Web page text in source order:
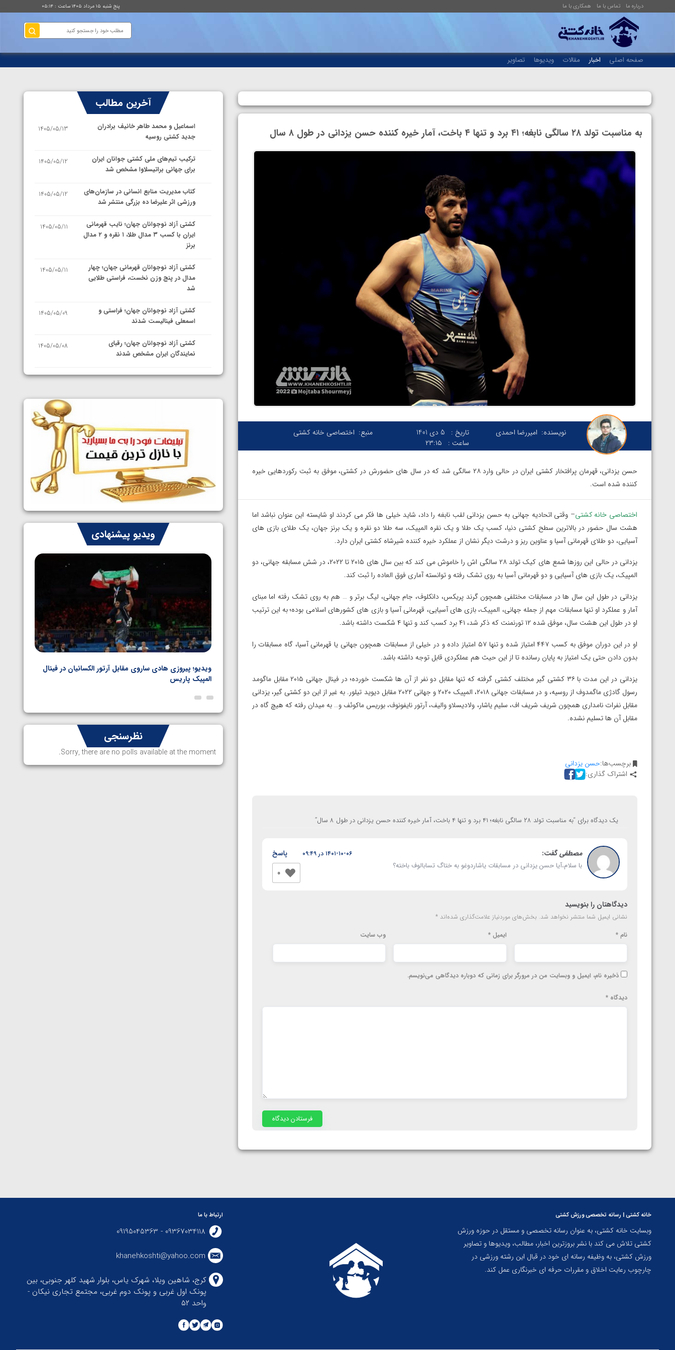
درباره ما تماس با ما همکاری با ما پنج شنبه ۱۵ مرداد ۱۴۰۵ ساعت : ۰۵:۱۴
صفحه اصلی اخبار مقالات ویدیوها تصاویر
به مناسبت تولد ۲۸ سالگی نابغه؛ ۴۱ برد و تنها ۴ باخت، آمار خیره کننده حسن یزدانی در طول ۸ سال
نویسنده: امیررضا احمدی تاریخ :
5 دی 1401
ساعت :
۲۳:۱۵
منبع: اختصاصی خانه کشتی
حسن یزدانی، قهرمان پرافتخار کشتی ایران در حالی وارد ۲۸ سالگی شد که در سال های حضورش در کشتی، موفق به ثبت رکوردهایی خیره
کننده شده است.
اختصاصی خانه کشتی– وقتی اتحادیه جهانی به حسن یزدانی لقب نابغه را داد، شاید خیلی ها فکر می کردند او شایسته این عنوان نباشد اما
هشت سال حضور در بالاترین سطح کشتی دنیا، کسب یک طلا و یک نقره المپیک، سه طلا دو نقره و یک برنز جهان، یک طلای بازی های
آسیایی، دو طلای قهرمانی آسیا و عناوین ریز و درشت دیگر نشان از عملکرد خیره کننده شیرشاه کشتی ایران دارد.
یزدانی در حالی این روزها شمع های کیک تولد ۲۸ سالگی اش را خاموش می کند که بین سال های ۲۰۱۵ تا ۲۰۲۲، در شش مسابقه جهانی، دو
المپیک، یک بازی های آسیایی و دو قهرمانی آسیا به روی تشک رفته و توانسته آماری فوق العاده را ثبت کند.
یزدانی در طول این سال ها در مسابقات مختلفی همچون گرند پریکس، دانکلوف، جام جهانی، لیگ برتر و … هم به روی تشک رفته اما مبنای
آمار و عملکرد او تنها مسابقات مهم از جمله جهانی، المپیک، بازی های آسیایی، قهرمانی آسیا و بازی های کشورهای اسلامی بوده؛ به این ترتیب
او در طول این هشت سال، موفق شده ۱۲ تورنمنت که ذکر شد، ۴۱ برد کسب کند و تنها ۴ شکست داشته باشد.
او در این دوران موفق به کسب ۴۴۷ امتیاز شده و تنها ۵۷ امتیاز داده و در خیلی از مسابقات همچون جهانی یا قهرمانی آسیا، گاه مسابقات را
بدون دادن حتی یک امتیاز به پایان رسانده تا از این حیث هم عملکردی قابل توجه داشته باشد.
یزدانی در این مدت با ۳۶ کشتی گیر مختلف کشتی گرفته که تنها مقابل دو نفر از آن ها شکست خورده؛ در فینال جهانی ۲۰۱۵ مقابل ماگومد
رسول گادژی ماگمدوف از روسیه، و در مسابقات جهانی ۲۰۱۸، المپیک ۲۰۲۰ و جهانی ۲۰۲۲ مقابل دیوید تیلور. به غیر از این دو کشتی گیر، یزدانی
مقابل نفرات نامداری همچون شریف شریف اف، سلیم یاشار، ولادیسلاو والیف، آرتور نایفونوف، بوریس ماکوئف و… به میدان رفته که هیچ گاه در
مقابل آن ها تسلیم نشده.
برچسب‌ها:حسن یزدانی
اشتراک گذاری:
یک دیدگاه برای “به مناسبت تولد ۲۸ سالگی نابغه؛ ۴۱ برد و تنها ۴ باخت، آمار خیره کننده حسن یزدانی در طول ۸ سال ”
مصطفیگفت: ۱۴۰۱-۱۰-۰۶ در ۰۹:۴۹
با سلام،آیا حسن یزدانی در مسابقات یاشاردوغو به ختاگ تسابالوف باخته؟
0
پاسخ
دیدگاهتان را بنویسید
نشانی ایمیل شما منتشر نخواهد شد. بخش‌های موردنیاز علامت‌گذاری شده‌اند *
نام * ایمیل* وب‌ سایت
ذخیره نام، ایمیل و وبسایت من در مرورگر برای زمانی که دوباره دیدگاهی می‌نویسم.
دیدگاه *
آخرین مطالب
اسماعیل و محمد طاهر خانیف برادران
جدید کشتی روسیه
1405/05/13
ترکیب تیم‌های ملی کشتی جوانان ایران
برای جهانی براتیسلاوا مشخص شد
1405/05/12
کتاب مدیریت منابع انسانی در سازمان‌های
ورزشی اثر علیرضا ده بزرگی منتشر شد
1405/05/12
کشتی آزاد نوجوانان جهان؛ نایب قهرمانی
ایران با کسب ۳ مدال طلا، ۱ نقره و ۲ مدال
برنز
1405/05/11
کشتی آزاد نوجوانان قهرمانی جهان؛ چهار
مدال در پنج وزن نخست، فراستی طلایی
شد
1405/05/11
کشتی آزاد نوجوانان جهان؛ فراستی و
اسمعلی فینالیست شدند
1405/05/09
کشتی آزاد نوجوانان جهان؛ رقبای
نمایندگان ایران مشخص شدند
1405/05/08
کشتی فرنگی نوجوانان جهان؛ سکوی تیمی
1405/05/07
1405/05/06
کشتی فرنگی نوجوان جهان؛ رضایی تنها
طلایی پنج وزن نخست
1405/05/06
ویدیو پیشنهادی
ارمنستان
ناظم امینه
ویدیو؛ پیروزی هادی ساروی مقابل آرتور الکسانیان در فینال
المپیک پاریس
نظرسنجی
Sorry, there are no polls available at the moment.
خانه کشتی | رسانه تخصصی ورزش کشتی
وبسایت خانه کشتی، به عنوان رسانه تخصصی و مستقل در حوزه ورزش
کشتی تلاش می کند با نشر بروزترین اخبار، مطالب، ویدیوها و تصاویر
ورزش کشتی، به وظیفه رسانه ای خود در قبال این رشته ورزشی در
چارچوب رعایت اخلاق و مقررات حرفه ای خبرنگاری عمل کند.
ارتباط با ما
09367034118 - 09195045363
khanehkoshti@yahoo.com
کرج، شاهین ویلا، شهرک یاس، بلوار شهید کلهر جنوبی، بین
پونک اول غربی و پونک دوم غربی، مجتمع تجاری نیکان -
واحد ۵۲